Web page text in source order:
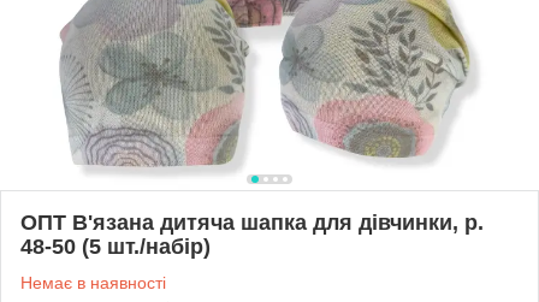
ОПТ В'язана дитяча шапка для дівчинки, р.
48-50 (5 шт./набір)
Немає в наявності